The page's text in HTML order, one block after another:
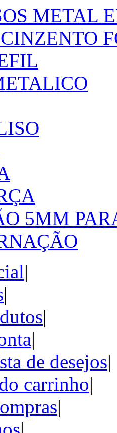
METAL
5MM
|
|
|
|
de desejos|
carrinho|
|